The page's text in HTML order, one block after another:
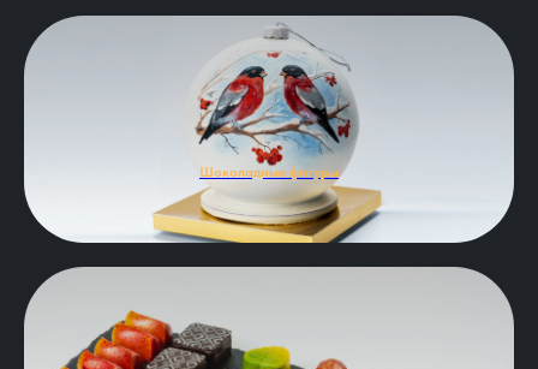
Шоколадные фигуры